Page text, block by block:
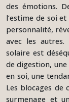
des émotions.
l’estime de soi
personnalité,
avec les
solaire est
de digestion,
en soi, une
Les blocages de
surmenage et